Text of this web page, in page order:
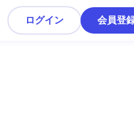
ログイン 会員登